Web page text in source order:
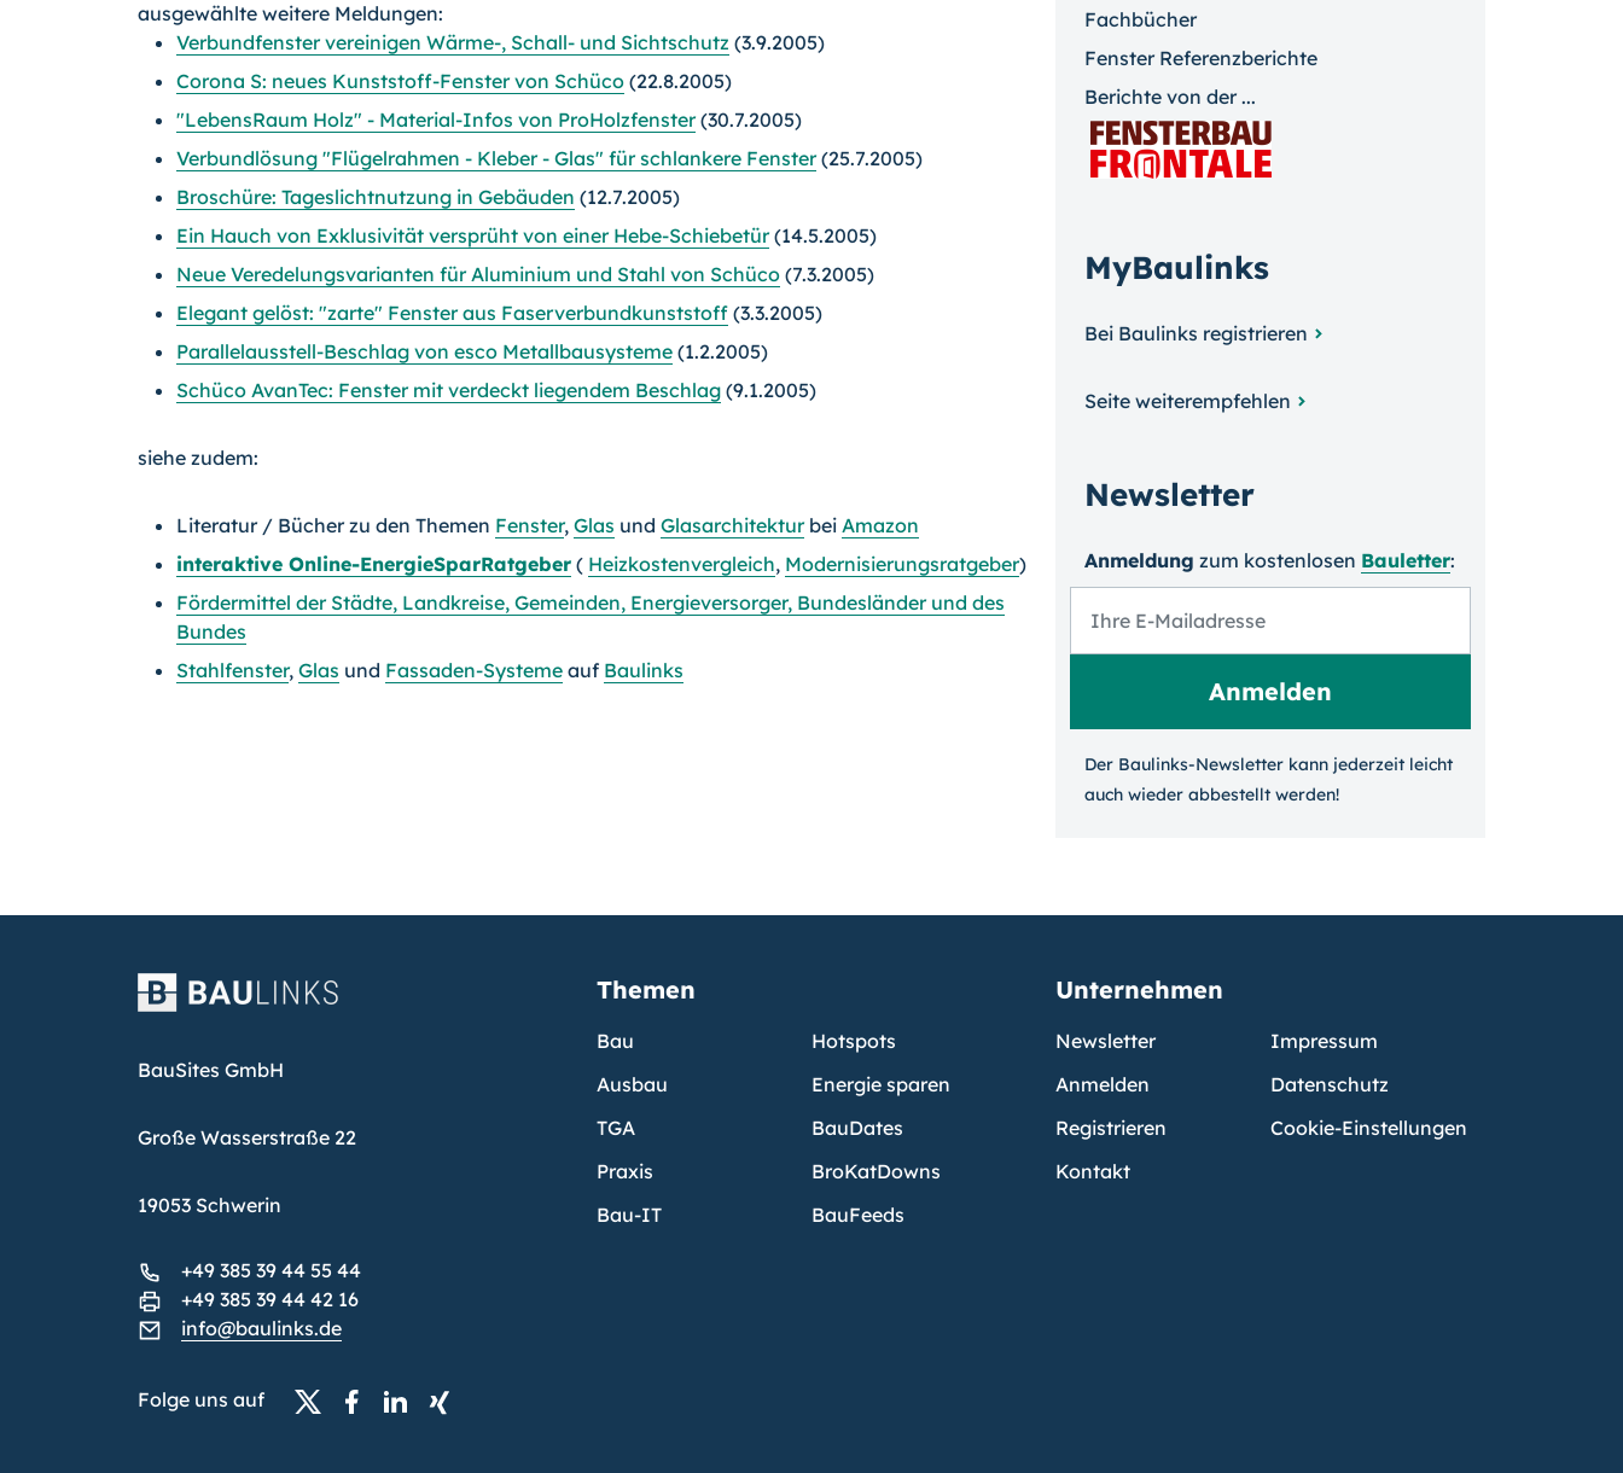
ausgewählte weitere Meldungen:
Verbundfenster vereinigen Wärme-, Schall- und Sichtschutz (3.9.2005)
Corona S: neues Kunststoff-Fenster von Schüco (22.8.2005)
"LebensRaum Holz" - Material-Infos von ProHolzfenster(30.7.2005)
Verbundlösung "Flügelrahmen - Kleber - Glas" für schlankere Fenster(25.7.2005)
Broschüre: Tageslichtnutzung in Gebäuden (12.7.2005)
Ein Hauch von Exklusivität versprüht von einer Hebe-Schiebetür(14.5.2005)
Neue Veredelungsvarianten für Aluminium und Stahl von Schüco (7.3.2005)
Elegant gelöst: "zarte" Fenster aus Faserverbundkunststoff (3.3.2005)
Parallelausstell-Beschlag von esco Metallbausysteme (1.2.2005)
Schüco AvanTec: Fenster mit verdeckt liegendem Beschlag (9.1.2005)
siehe zudem:
Literatur / Bücher zu den Themen Fenster, Glas und Glasarchitekturbei Amazon
interaktive Online-EnergieSparRatgeber ( Heizkostenvergleich, Modernisierungsratgeber)
Fördermittel der Städte, Landkreise, Gemeinden, Energieversorger, Bundesländer und des
Bundes
Stahlfenster, Glas und Fassaden-Systeme auf Baulinks
Fachbücher
Fenster Referenzberichte
Berichte von der ...
MyBaulinks
Bei Baulinks registrieren
Seite weiterempfehlen
Newsletter
Anmeldung zum kosten­losen Bauletter:
Der Baulinks-Newsletter kann jeder­zeit leicht
auch wieder ab­bestellt werden!
BauSites GmbH
Große Wasserstraße 22
19053 Schwerin
+49 385 39 44 55 44
+49 385 39 44 42 16
info@baulinks.de
Folge uns auf
Themen
Bau
Ausbau
TGA
Praxis
Bau-IT
Hotspots
Energie sparen
BauDates
BroKatDowns
BauFeeds
Unternehmen
Newsletter
Anmelden
Registrieren
Kontakt
Impressum
Datenschutz
Cookie-Einstellungen